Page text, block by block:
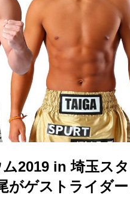
2019 in 埼玉ス
がゲストライダー